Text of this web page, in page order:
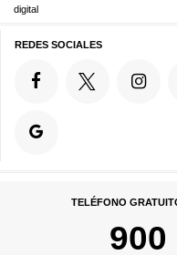
digital
REDES SOCIALES
TELÉFONO
900